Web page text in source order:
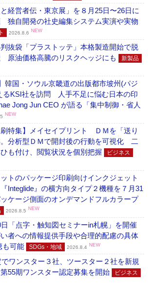
経営者伝・東京展」を８月25日〜26日に
独自開発の社史編集システム実演や実物
2026.8.6 NEW
抜袋「プラストッテ」本格製造開始で脱
原油価格高騰のリスクヘッジにも
新製品
韓国・ソウル京畿道の出版都市坡州(パジ
るKSI社を訪問 人手不足に悩む日本の印
Jong Jun CEO が語る「集中制御・省人
NEW
刷特集】メイセイプリント ＤＭを「送り
分析型ＤＭで開封後の行動を可視化 二
も付け、閲覧状況を個別把握
ビジネス
トのパッケージ印刷向けインクジェット
Integlide』の横方向タイプ２機種を７月31
ケージ側面のオンデマンドフルカラープ
2026.8.5 NEW
「点字・触知図セミナーin札幌」を開催
者への情報提供手段や合理的配慮の具体
も可能
SDGs・地域 2026.8.4 NEW
ワンスター３社、ツースター２社を新規
55期ワンスター認定募集を開始
ビジネス